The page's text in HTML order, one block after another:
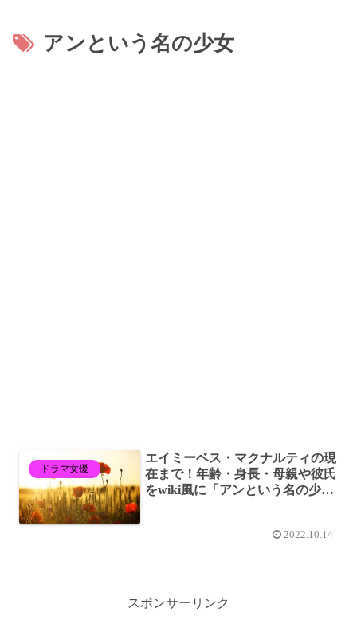
アンという名の少女
ドラマ女優
エイミーベス・マクナルティの現
在まで！年齢・身長・母親や彼氏
をwiki風に「アンという名の少
2022.10.14
スポンサーリンク